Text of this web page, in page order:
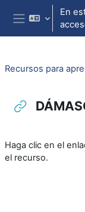
Salta al contenido
Panel lateral
En
Haga clic en el
el recurso.